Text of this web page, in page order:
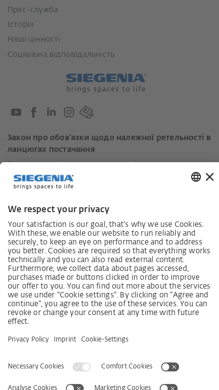
Прес-служба
Історія
Наші цінності
Соціальна відповідальність
Закон про обов'язки щодо належної ретельності в
ланцюгах постачання
Кодекс поведінки постачальників
Інформаційний лист для постачальників щодо
Закону про належну обачність у ланцюгах
людини
Процедура подання та розгляду скарг відповідно
до Закону про належну обачність у ланцюгах
постачання
Довідкові дані AGB
Політика конфіденційності